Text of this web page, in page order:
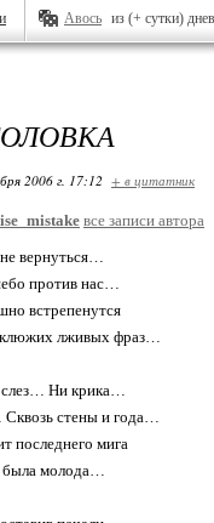
Авось из (+ сутки)
2006 г. 17:12 + в цитатник
все записи автора
вернуться…
против нас…
встрепенутся
лживых фраз…
Ни крика…
стены и года…
последнего мига
была молода…